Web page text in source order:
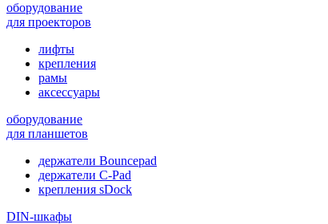
оборудование
для проекторов
лифты
крепления
рамы
аксессуары
оборудование
для планшетов
держатели Bouncepad
держатели C-Pad
крепления sDock
DIN-шкафы